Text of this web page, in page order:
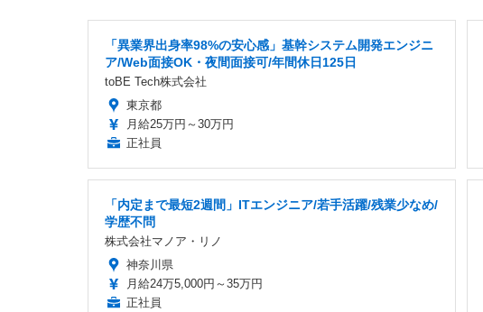
「異業界出身率98%の安心感」基幹システム開発エンジニ
ア/Web面接OK・夜間面接可/年間休日125日
toBE Tech株式会社
東京都
月給25万円～30万円
正社員
「内定まで最短2週間」ITエンジニア/若手活躍/残業少なめ/
学歴不問
株式会社マノア・リノ
神奈川県
月給24万5,000円～35万円
正社員